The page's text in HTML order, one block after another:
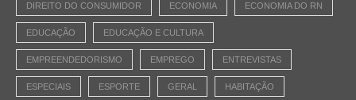
DIREITO DO CONSUMIDOR ECONOMIA ECONOMIA DO RN
EDUCAÇÃO EDUCAÇÃO E CULTURA
EMPREENDEDORISMO EMPREGO ENTREVISTAS
ESPECIAIS ESPORTE GERAL HABITAÇÃO